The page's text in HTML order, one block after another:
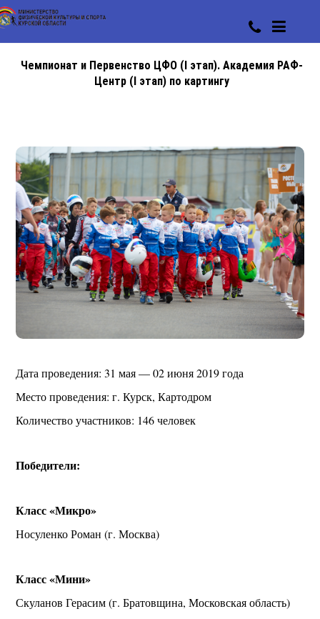
Чемпионат и Первенство ЦФО (I этап). Академия РАФ-
Центр (I этап) по картингу
Дата проведения: 31 мая — 02 июня 2019 года
Место проведения: г. Курск, Картодром
Количество участников: 146 человек
Победители:
Класс «Микро»
Носуленко Роман (г. Москва)
Класс «Мини»
Скуланов Герасим (г. Братовщина, Московская область)